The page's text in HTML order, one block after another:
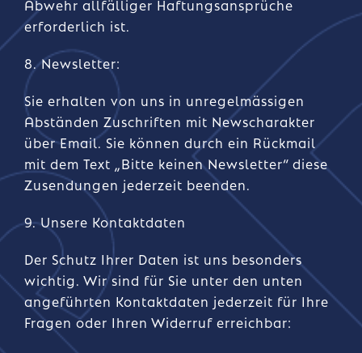
Abwehr allfälliger Haftungsansprüche
erforderlich ist.
8. Newsletter:
Sie erhalten von uns in unregelmässigen
Abständen Zuschriften mit Newscharakter
über Email. Sie können durch ein Rückmail
mit dem Text „Bitte keinen Newsletter“ diese
Zusendungen jederzeit beenden.
9. Unsere Kontaktdaten
Der Schutz Ihrer Daten ist uns besonders
wichtig. Wir sind für Sie unter den unten
angeführten Kontaktdaten jederzeit für Ihre
Fragen oder Ihren Widerruf erreichbar: